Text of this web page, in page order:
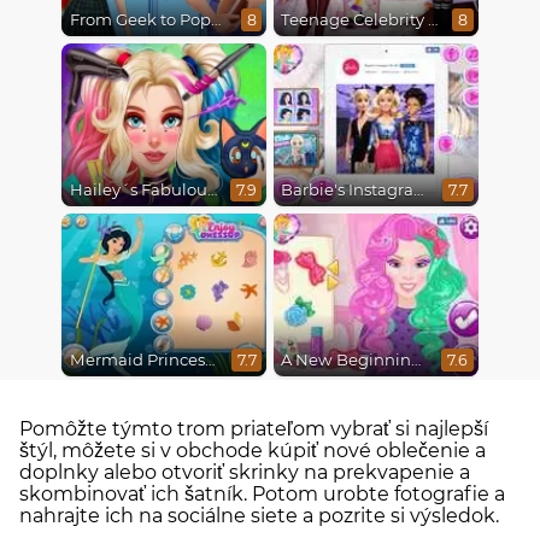
From Geek to Popular Girl 8 Teenage Celebrity Rivalry 8
Hailey´s Fabulous Hairstyle Challenge 7.9 Barbie's Instagram Life 7.7
Mermaid Princesses 7.7 A New Beginning, From Sad to Fab 7.6
Pomôžte týmto trom priateľom vybrať si najlepší
štýl, môžete si v obchode kúpiť nové oblečenie a
doplnky alebo otvoriť skrinky na prekvapenie a
skombinovať ich šatník. Potom urobte fotografie a
nahrajte ich na sociálne siete a pozrite si výsledok.